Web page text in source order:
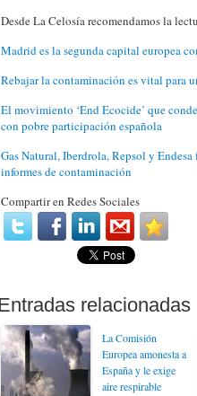
Desde La Celosía recomendamos la
Madrid es la segunda capital europea
Rebajar la contaminación es vital para
El movimiento ‘End Ecocide’ que
con pobre participación española
Gas Natural, Iberdrola, Repsol y
informes de contaminación
Compartir en Redes Sociales
La Comisión
Europea amonesta a
España y le exige
aire respirable